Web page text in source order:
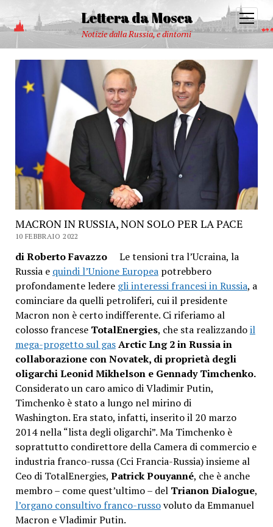
Lettera da Mosca
Notizie dalla Russia, e dintorni
open
menu
MACRON IN RUSSIA, NON SOLO PER LA PACE
10 FEBBRAIO 2022
di Roberto FavazzoLe tensioni tra l’Ucraina, la
Russia e quindi l’Unione Europeapotrebbero
profondamente ledere gli interessi francesi in Russia, a
cominciare da quelli petroliferi, cui il presidente
Macron non è certo indifferente. Ci riferiamo al
colosso francese TotalEnergies, che sta realizzandoil
mega-progetto sul gasArctic Lng 2 in Russia in
collaborazione con Novatek, di proprietà degli
oligarchi Leonid Mikhelson e Gennady Timchenko.
Considerato un caro amico di Vladimir Putin,
Timchenko è stato a lungo nel mirino di
Washington. Era stato, infatti, inserito il 20 marzo
2014 nella “lista degli oligarchi”. Ma Timchenko è
soprattutto condirettore della Camera di commercio e
industria franco-russa (Cci Francia-Russia) insieme al
Ceo di TotalEnergies, Patrick Pouyanné, che è anche
membro – come quest’ultimo – del Trianon Dialogue,
l’organo consultivo franco-russovoluto da Emmanuel
Macron e Vladimir Putin.